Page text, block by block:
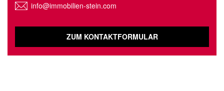
info@immobilien-stein.com
ZUM KONTAKTFORMULAR